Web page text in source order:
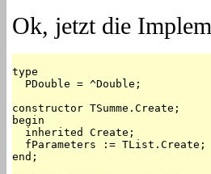
Ok, jetzt die
type
  PDouble = ^Double;
constructor TSumme.Create;
begin
  inherited Create;
  fParameters := TList.Create;
end;